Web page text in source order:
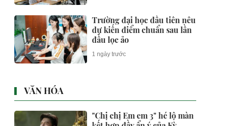
Trường đại học đầu tiên nêu
dự kiến điểm chuẩn sau lần
đầu lọc ảo
1 ngày trước
VĂN HÓA
"Chị chị Em em 3" hé lộ màn